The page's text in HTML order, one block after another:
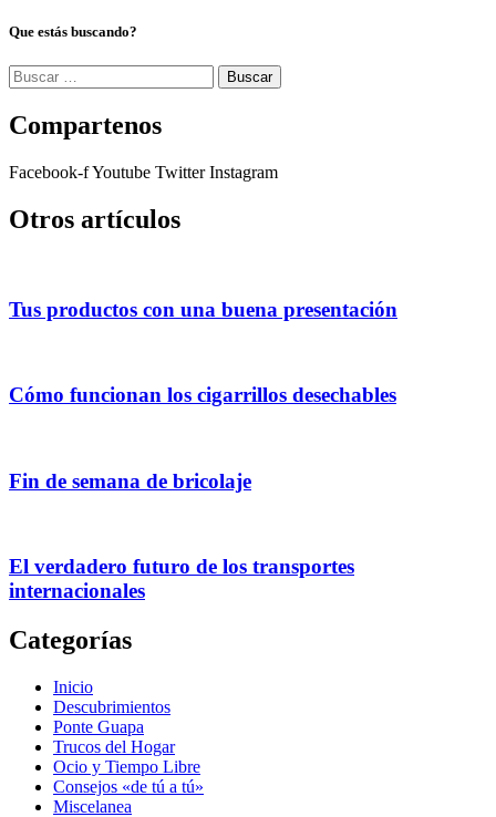
Que estás buscando?
Buscar:
Compartenos
Facebook-fYoutube Twitter Instagram
Otros artículos
Tus productos con una buena presentación
Cómo funcionan los cigarrillos desechables
Fin de semana de bricolaje
El verdadero futuro de los transportes
internacionales
Categorías
Inicio
Descubrimientos
Ponte Guapa
Trucos del Hogar
Ocio y Tiempo Libre
Consejos «de tú a tú»
Miscelanea